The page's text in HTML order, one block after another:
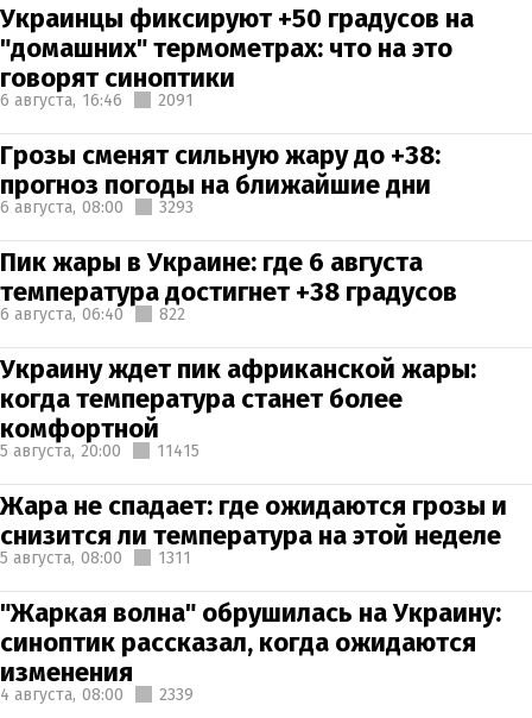
Украинцы фиксируют +50 градусов на
"домашних" термометрах: что на это
говорят синоптики
6 августа, 16:46 2091
Грозы сменят сильную жару до +38:
прогноз погоды на ближайшие дни
6 августа, 08:00 3293
Пик жары в Украине: где 6 августа
температура достигнет +38 градусов
6 августа, 06:40 822
Украину ждет пик африканской жары:
когда температура станет более
комфортной
5 августа, 20:00 11415
Жара не спадает: где ожидаются грозы и
снизится ли температура на этой неделе
5 августа, 08:00 1311
"Жаркая волна" обрушилась на Украину:
синоптик рассказал, когда ожидаются
изменения
4 августа, 08:00 2339